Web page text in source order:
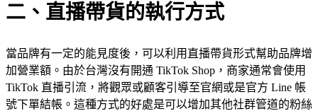
二、直播帶貨的執行方式
當品牌有一定的能見度後，可以利用直播帶貨形式幫助品牌增
加營業額。由於台灣沒有開通 TikTok Shop，商家通常會使用
TikTok 直播引流，將觀眾或顧客引導至官網或是官方 Line 帳
號下單結帳。這種方式的好處是可以增加其他社群管道的粉絲